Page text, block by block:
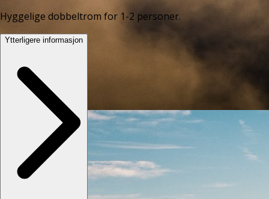
Hyggelige dobbeltrom for 1-2 personer.
Ytterligere informasjon